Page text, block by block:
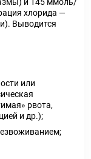
хлорида —
Выводится
или
рвота,
и др.);